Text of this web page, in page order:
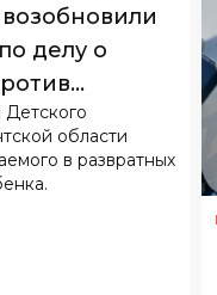
делу о
области
в развратных